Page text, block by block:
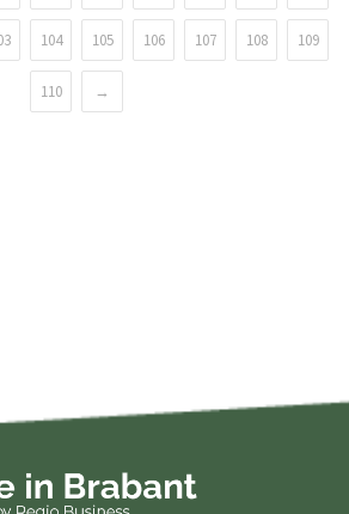
104 105 106 107 108 109
110 →